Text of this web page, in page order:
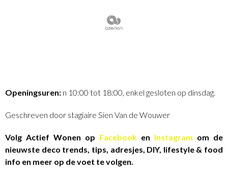
Openingsuren: n 10:00 tot 18:00, enkel gesloten op dinsdag.
Geschreven door stagiaire Sien Van de Wouwer
Volg Actief Wonen op Facebook en Instagram om de
nieuwste deco trends, tips, adresjes, DIY, lifestyle & food
info en meer op de voet te volgen.